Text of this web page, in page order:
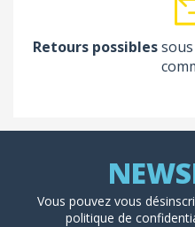
Retours possibles
Vous pouvez vous
politique de